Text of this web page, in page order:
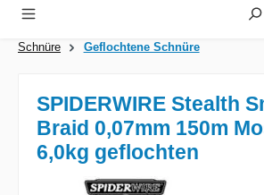
Schnüre Geflochtene Schnüre
SPIDERWIRE Stealth
Braid 0,07mm 150m
6,0kg geflochten